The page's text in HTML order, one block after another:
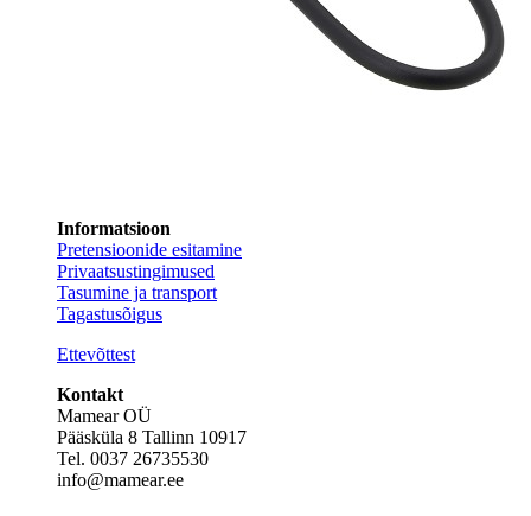
Informatsioon
Pretensioonide esitamine
Privaatsustingimused
Tasumine ja transport
Tagastusõigus
Ettevõttest
Kontakt
Mamear OÜ
Pääsküla 8 Tallinn 10917
Tel. 0037 26735530
info@mamear.ee